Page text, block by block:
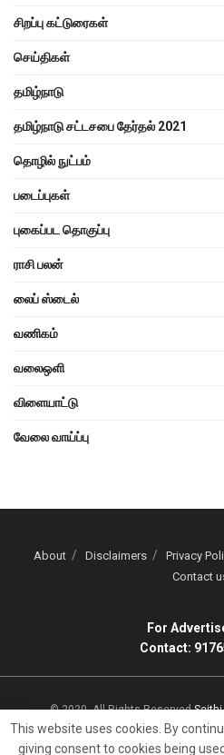
சிறப்பு கட்டுரைகள்
செய்திகள்
தமிழ்நாடு
தமிழ்நாடு சட்டசபை தேர்தல் 2021
தொழில் நுட்பம்
படைப்புகள்
புகைப்பட தொகுப்பு
ராசி பலன்
லைப் ஸ்டைல்
வணிகம்
வலைஒளி
விளையாட்டு
வேலை வாய்ப்பு
About Disclaimers Privacy
Contact
For
Contact:
© 2020, All Rights Reserved
This website uses cookies. By
giving consent to cookies being